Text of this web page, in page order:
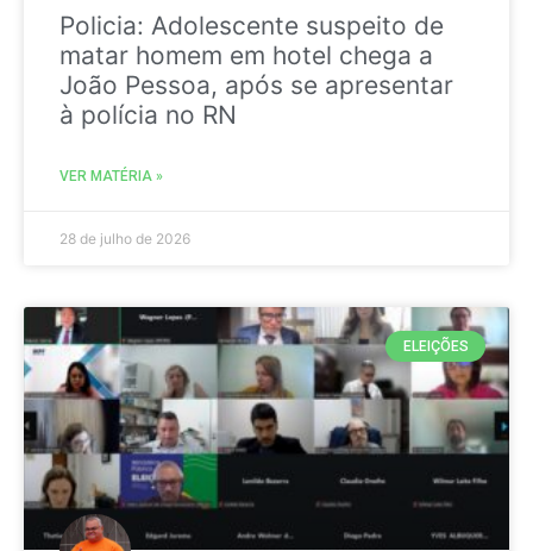
Policia: Adolescente suspeito de
matar homem em hotel chega a
João Pessoa, após se apresentar
à polícia no RN
VER MATÉRIA »
28 de julho de 2026
ELEIÇÕES